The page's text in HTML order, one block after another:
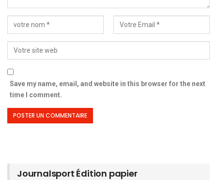
Save my name, email, and website in this browser for the next
time I comment.
Journalsport Édition papier